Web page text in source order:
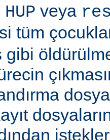
HUP veya
tüm
gibi